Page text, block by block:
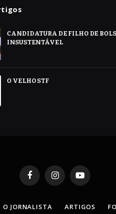
CANDIDATURA DE FILHO DE
INSUSTENTÁVEL
O VELHO STF
FacebookInstagramYouTube
O JORNALISTA ARTIGOS